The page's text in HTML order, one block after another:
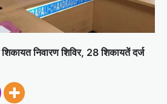
निवारण शिविर, 28 शिकायतें दर्ज